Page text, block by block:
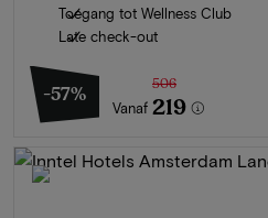
Toegang tot Wellness Club
Late check-out
-57%
Vanaf
506
219